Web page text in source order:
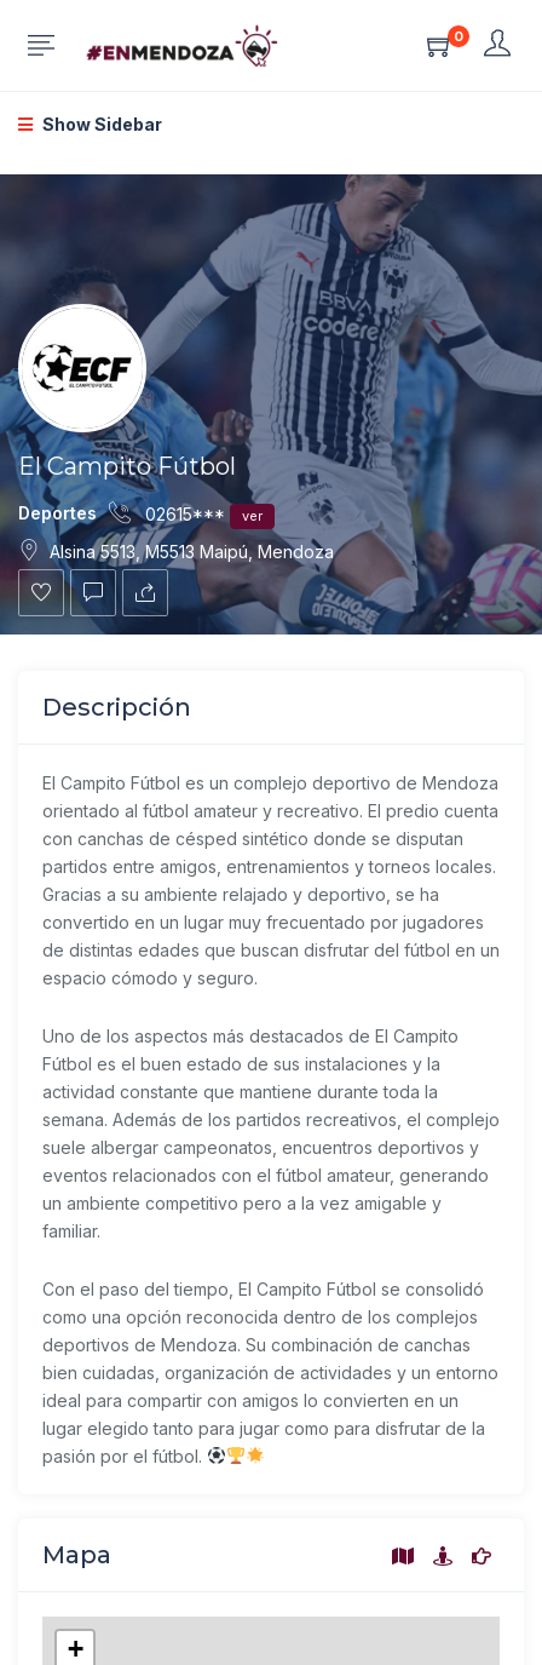
0
Show Sidebar
El Campito Fútbol
Deportes 02615*** ver
Alsina 5513, M5513 Maipú, Mendoza
Descripción
El Campito Fútbol es un complejo deportivo de Mendoza
orientado al fútbol amateur y recreativo. El predio cuenta
con canchas de césped sintético donde se disputan
partidos entre amigos, entrenamientos y torneos locales.
Gracias a su ambiente relajado y deportivo, se ha
convertido en un lugar muy frecuentado por jugadores
de distintas edades que buscan disfrutar del fútbol en un
espacio cómodo y seguro.
Uno de los aspectos más destacados de El Campito
Fútbol es el buen estado de sus instalaciones y la
actividad constante que mantiene durante toda la
semana. Además de los partidos recreativos, el complejo
suele albergar campeonatos, encuentros deportivos y
eventos relacionados con el fútbol amateur, generando
un ambiente competitivo pero a la vez amigable y
familiar.
Con el paso del tiempo, El Campito Fútbol se consolidó
como una opción reconocida dentro de los complejos
deportivos de Mendoza. Su combinación de canchas
bien cuidadas, organización de actividades y un entorno
ideal para compartir con amigos lo convierten en un
lugar elegido tanto para jugar como para disfrutar de la
pasión por el fútbol.
Mapa
+